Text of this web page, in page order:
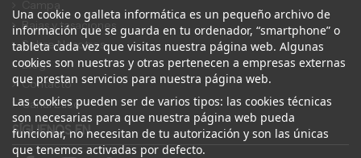
Bajas y tasaciones
Sobre Nosotros
Blog
Contacto
Canal Ético
Una cookie o galleta informática es un pequeño archivo de
información que se guarda en tu ordenador, “smartphone” o
tableta cada vez que visitas nuestra página web. Algunas
cookies son nuestras y otras pertenecen a empresas externas
que prestan servicios para nuestra página web.
Las cookies pueden ser de varios tipos: las cookies técnicas
son necesarias para que nuestra página web pueda
funcionar, no necesitan de tu autorización y son las únicas
que tenemos activadas por defecto.
SÍGUENOS EN